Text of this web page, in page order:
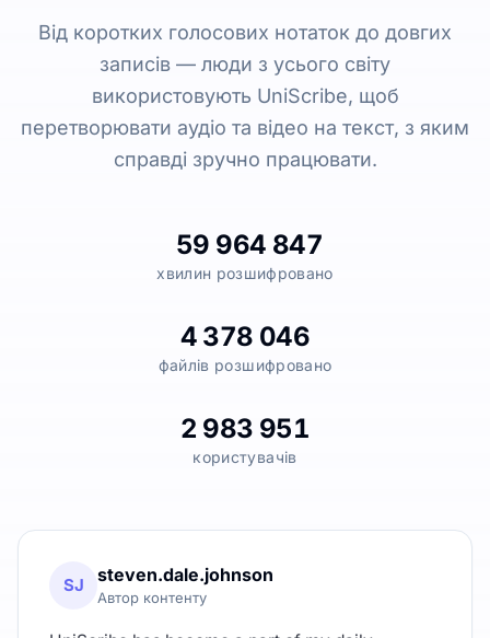
Від коротких голосових нотаток до довгих
записів — люди з усього світу
використовують UniScribe, щоб
перетворювати аудіо та відео на текст, з яким
справді зручно працювати.
59 964 847
хвилин розшифровано
4 378 046
файлів розшифровано
2 983 951
користувачів
SJ steven.dale.johnson
Автор контенту